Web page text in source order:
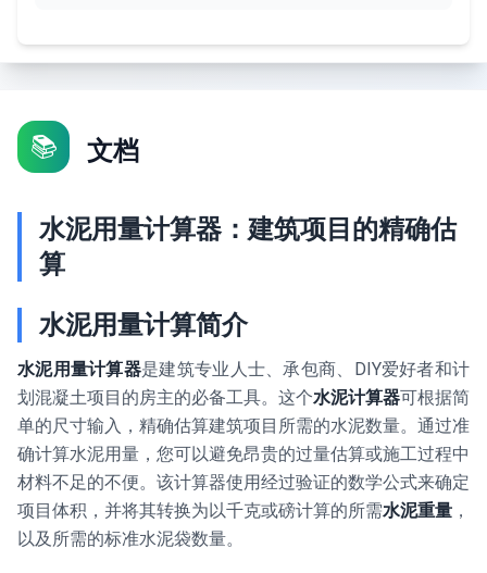
📚 文档
水泥用量计算器：建筑项目的精确估
算
水泥用量计算简介
水泥用量计算器是建筑专业人士、承包商、DIY爱好者和计
划混凝土项目的房主的必备工具。这个水泥计算器可根据简
单的尺寸输入，精确估算建筑项目所需的水泥数量。通过准
确计算水泥用量，您可以避免昂贵的过量估算或施工过程中
材料不足的不便。该计算器使用经过验证的数学公式来确定
项目体积，并将其转换为以千克或磅计算的所需水泥重量 ，
以及所需的标准水泥袋数量。